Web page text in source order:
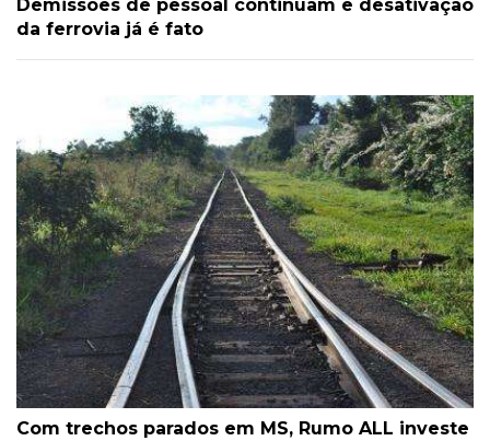
Demissões de pessoal continuam e desativação
da ferrovia já é fato
Com trechos parados em MS, Rumo ALL investe